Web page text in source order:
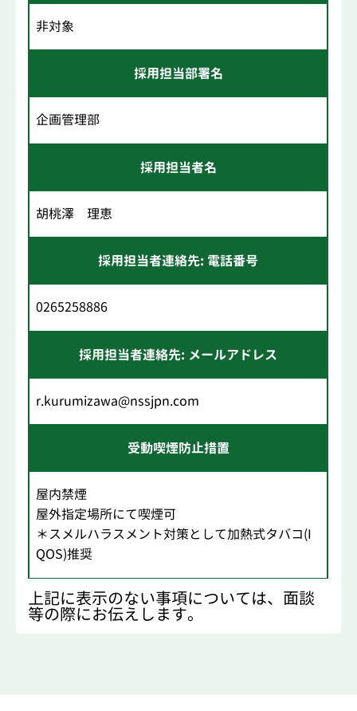
非対象
採用担当部署名
企画管理部
採用担当者名
胡桃澤 理恵
採用担当者連絡先: 電話番号
0265258886
採用担当者連絡先: メールアドレス
r.kurumizawa@nssjpn.com
受動喫煙防止措置
屋内禁煙
屋外指定場所にて喫煙可
＊スメルハラスメント対策として加熱式タバコ(I
QOS)推奨
上記に表示のない事項については、面談
等の際にお伝えします。